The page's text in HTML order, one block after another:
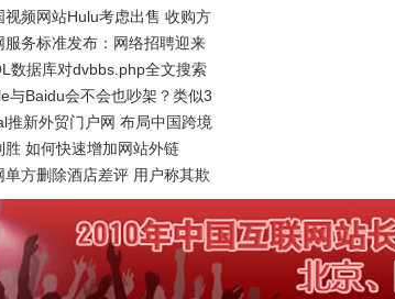
视频网站Hulu考虑出售 收购方
服务标准发布：网络招聘迎来
数据库对dvbbs.php全文搜索
析
与Baidu会不会也吵架？类似3
...
推新外贸门户网 布局中国跨境
胜 如何快速增加网站外链
单方删除酒店差评 用户称其欺